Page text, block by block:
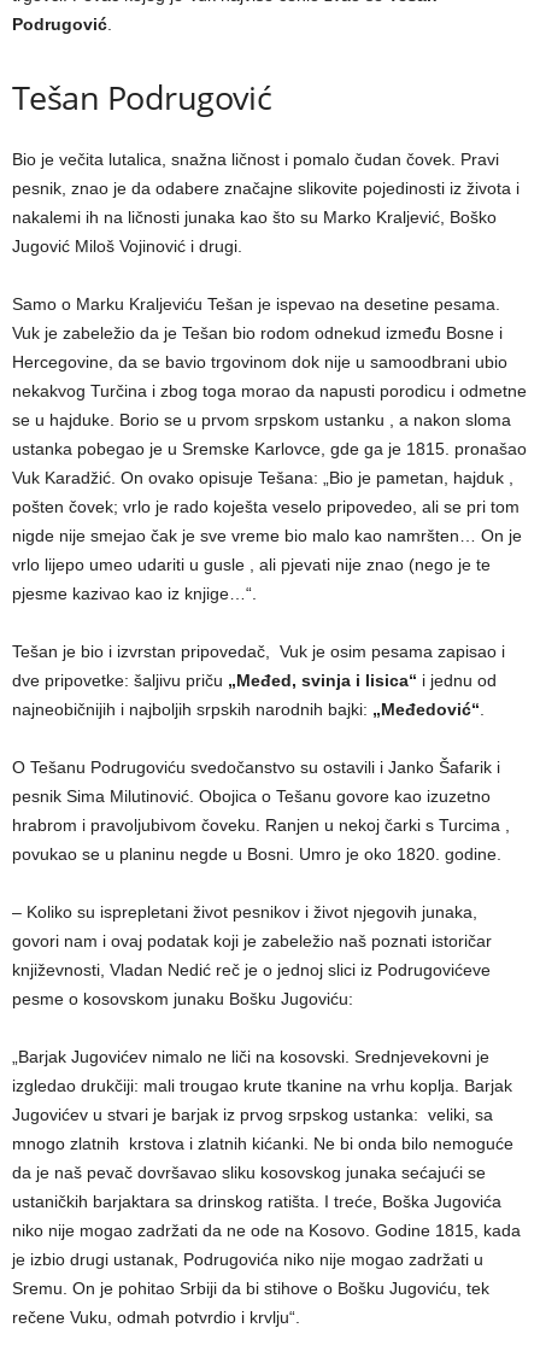
Podrugović
Tešan Podrugović
Bio je večita lutalica, snažna ličnost i pomalo čudan čovek. Pravi
pesnik, znao je da odabere značajne slikovite pojedinosti iz života i
nakalemi ih na ličnosti junaka kao što su Marko Kralјević, Boško
Jugović Miloš Vojinović i drugi.
Samo o Marku Kralјeviću Tešan je ispevao na desetine pesama.
Vuk je zabeležio da je Tešan bio rodom odnekud između Bosne i
Hercegovine, da se bavio trgovinom dok nije u samoodbrani ubio
nekakvog Turčina i zbog toga morao da napusti porodicu i odmetne
se u hajduke. Borio se u prvom srpskom ustanku , a nakon sloma
ustanka pobegao je u Sremske Karlovce, gde ga je 1815. pronašao
Vuk Karadžić. On ovako opisuje Tešana: „Bio je pametan, hajduk ,
pošten čovek; vrlo je rado koješta veselo pripovedeo, ali se pri tom
nigde nije smejao čak je sve vreme bio malo kao namršten… On je
vrlo lijepo umeo udariti u gusle , ali pjevati nije znao (nego je te
pjesme kazivao kao iz knjige…“.
Tešan je bio i izvrstan pripovedač, Vuk je osim pesama zapisao i
dve pripovetke: šaljivu priču „Međed, svinja i lisica“ i jednu od
najneobičnijih i najboljih srpskih narodnih bajki: „Međedović“
O Tešanu Podrugoviću svedočanstvo su ostavili i Janko Šafarik i
pesnik Sima Milutinović. Obojica o Tešanu govore kao izuzetno
hrabrom i pravolјubivom čoveku. Ranjen u nekoj čarki s Turcima ,
povukao se u planinu negde u Bosni. Umro je oko 1820. godine.
– Koliko su isprepletani život pesnikov i život njegovih junaka,
govori nam i ovaj podatak koji je zabeležio naš poznati istoričar
književnosti, Vladan Nedić reč je o jednoj slici iz Podrugovićeve
pesme o kosovskom junaku Bošku Jugoviću:
„Barjak Jugovićev nimalo ne liči na kosovski. Srednjevekovni je
izgledao drukčiji: mali trougao krute tkanine na vrhu koplјa. Barjak
Jugovićev u stvari je barjak iz prvog srpskog ustanka: veliki, sa
mnogo zlatnih krstova i zlatnih kićanki. Ne bi onda bilo nemoguće
da je naš pevač dovršavao sliku kosovskog junaka sećajući se
ustaničkih barjaktara sa drinskog ratišta. I treće, Boška Jugovića
niko nije mogao zadržati da ne ode na Kosovo. Godine 1815, kada
je izbio drugi ustanak, Podrugovića niko nije mogao zadržati u
Sremu. On je pohitao Srbiji da bi stihove o Bošku Jugoviću, tek
rečene Vuku, odmah potvrdio i krvlјu“.